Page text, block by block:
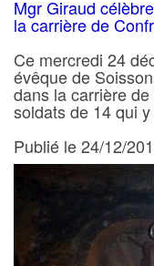
Mgr Giraud
la carrière de
Ce mercredi 24
évêque de
dans la carrière
soldats de 14 qui
Publié le 24/12/